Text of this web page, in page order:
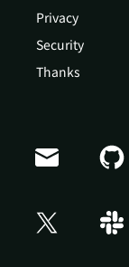
Privacy
Security
Thanks
Doris Summit 26